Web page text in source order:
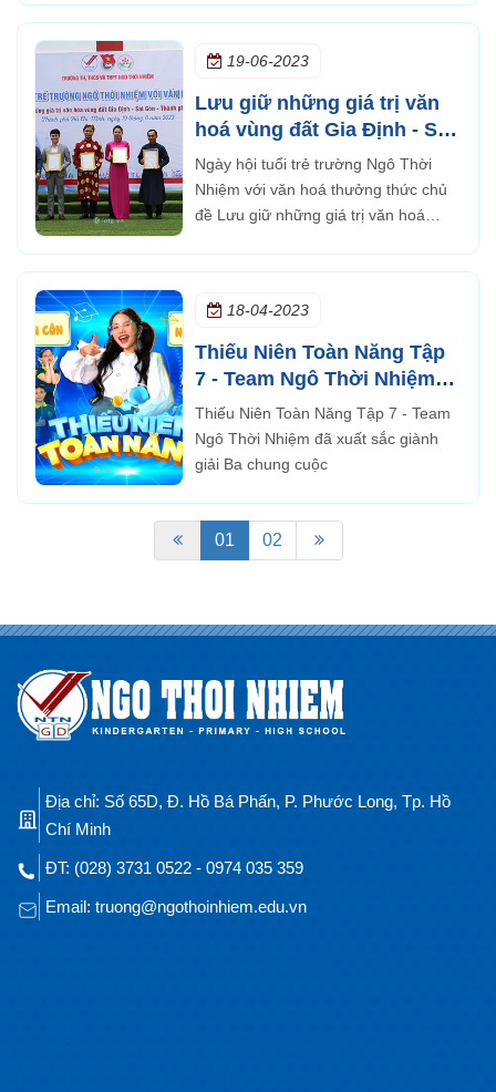
19-06-2023
Lưu giữ những giá trị văn
hoá vùng đất Gia Định - Sài
Gòn - Thành phố Hồ Chí
Minh
Ngày hội tuổi trẻ trường Ngô Thời
Nhiệm với văn hoá thưởng thức chủ
đề Lưu giữ những giá trị văn hoá
18-04-2023
Thiếu Niên Toàn Năng Tập
7 - Team Ngô Thời Nhiệm
đã xuất sắc giành giải Ba
chung cuộc
Thiếu Niên Toàn Năng Tập 7 - Team
Ngô Thời Nhiệm đã xuất sắc giành
giải Ba chung cuộc
01 02
Địa chỉ: Số 65D, Đ. Hồ Bá Phấn, P. Phước Long, Tp. Hồ
Chí Minh
ĐT: (028) 3731 0522 - 0974 035 359
Email: truong@ngothoinhiem.edu.vn